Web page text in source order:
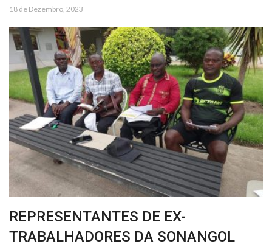
18 de Dezembro, 2023
REPRESENTANTES DE EX-
TRABALHADORES DA SONANGOL